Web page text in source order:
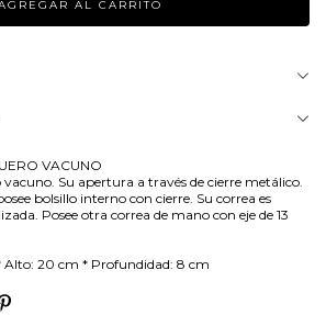
VACUNO
vacuno. Su apertura a través de cierre metálico.
bolsillo interno con cierre. Su correa es
Posee otra correa de mano con eje de 13
Alto: 20 cm * Profundidad: 8 cm